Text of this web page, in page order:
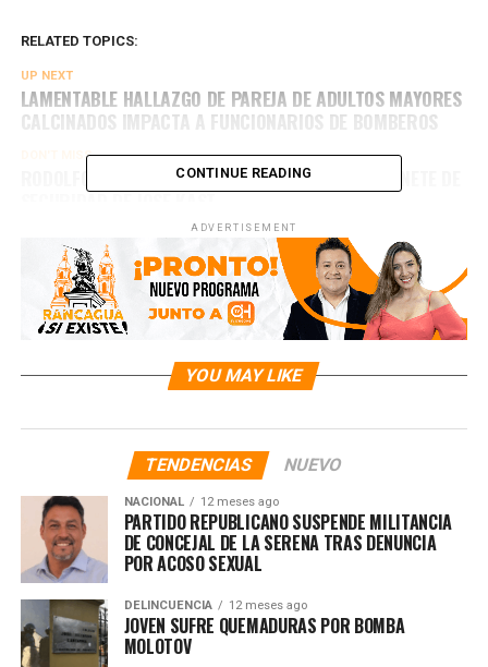
RELATED TOPICS:
UP NEXT
LAMENTABLE HALLAZGO DE PAREJA DE ADULTOS MAYORES
CALCINADOS IMPACTA A FUNCIONARIOS DE BOMBEROS
DON'T MISS
RODOLFO CARTER RECHAZA INTEGRARSE AL GABINETE DE
SEGURIDAD DE JOSÉ KAST
CONTINUE READING
ADVERTISEMENT
YOU MAY LIKE
TENDENCIAS NUEVO
NACIONAL 12 meses ago
PARTIDO REPUBLICANO SUSPENDE MILITANCIA
DE CONCEJAL DE LA SERENA TRAS DENUNCIA
POR ACOSO SEXUAL
DELINCUENCIA 12 meses ago
JOVEN SUFRE QUEMADURAS POR BOMBA
MOLOTOV